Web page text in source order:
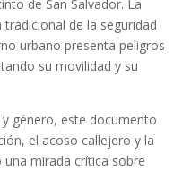
de San Salvador. La
de la seguridad
urbano presenta peligros
su movilidad y su
género, este documento
el acoso callejero y la
mirada crítica sobre